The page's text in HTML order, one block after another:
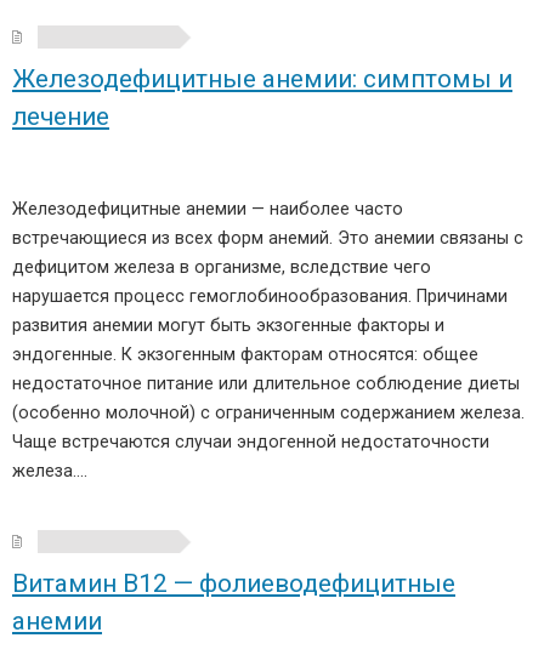
Железодефицитные анемии: симптомы и
лечение
Железодефицитные анемии — наиболее часто
встречающиеся из всех форм анемий. Это анемии связаны с
дефицитом железа в организме, вследствие чего
нарушается процесс гемоглобинообразования. Причинами
развития анемии могут быть экзогенные факторы и
эндогенные. К экзогенным факторам относятся: общее
недостаточное питание или длительное соблюдение диеты
(особенно молочной) с ограниченным содержанием железа.
Чаще встречаются случаи эндогенной недостаточности
железа….
Витамин В12 — фолиеводефицитные
анемии